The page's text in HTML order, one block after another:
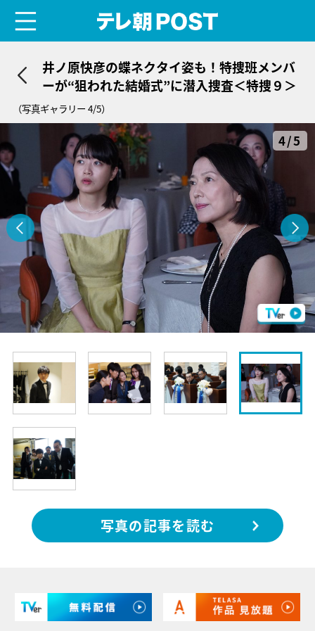
井ノ原快彦の蝶ネクタイ姿も！特捜班メンバ
ーが“狙われた結婚式”に潜入捜査＜特捜９＞
（写真ギャラリー 4/5）
4/5
写真の記事を読む